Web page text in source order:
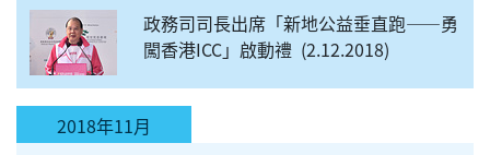
政務司司長出席「新地公益垂直跑——勇
闖香港ICC」啟動禮 2.12.2018
2018年11月